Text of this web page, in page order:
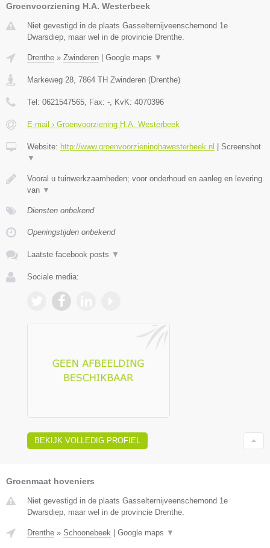
Groenvoorziening H.A. Westerbeek
Niet gevestigd in de plaats Gasselternijveenschemond 1e
Dwarsdiep, maar wel in de provincie Drenthe.
Drenthe » Zwinderen | Google maps ▼
Markeweg 28 7864 TH Zwinderen (Drenthe)
Tel: 0621547565 , Fax: - , KvK: 4070396
E-mail › Groenvoorziening H.A. Westerbeek
Website: http://www.groenvoorzieninghawesterbeek.nl | Screenshot
▼
Vooral u tuinwerkzaamheden; voor onderhoud en aanleg en levering
van ▼
Diensten onbekend
Openingstijden onbekend
Laatste facebook posts ▼
Sociale media:
BEKIJK VOLLEDIG PROFIEL
Groenmaat hoveniers
Niet gevestigd in de plaats Gasselternijveenschemond 1e
Dwarsdiep, maar wel in de provincie Drenthe.
Drenthe » Schoonebeek Google maps ▼